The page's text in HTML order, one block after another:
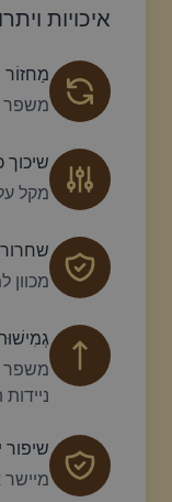
איכויות
מַחזוֹר
משפר
שיכוך
מקל
משפר
שיפור
מיישר